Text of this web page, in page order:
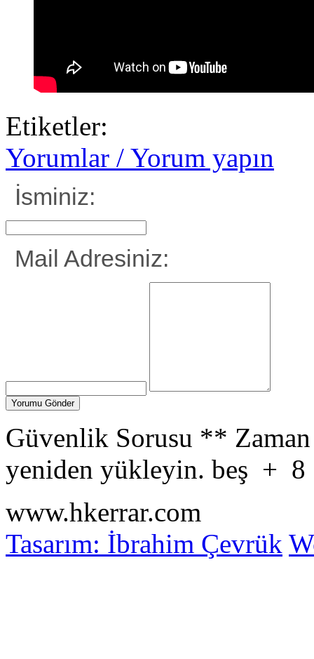
Etiketler:
Yorumlar / Yorum yapın
İsminiz:
Mail Adresiniz:
Güvenlik Sorusu **
yeniden yükleyin. beş + 8
www.hkerrar.com
Tasarım: İbrahim Çevrük